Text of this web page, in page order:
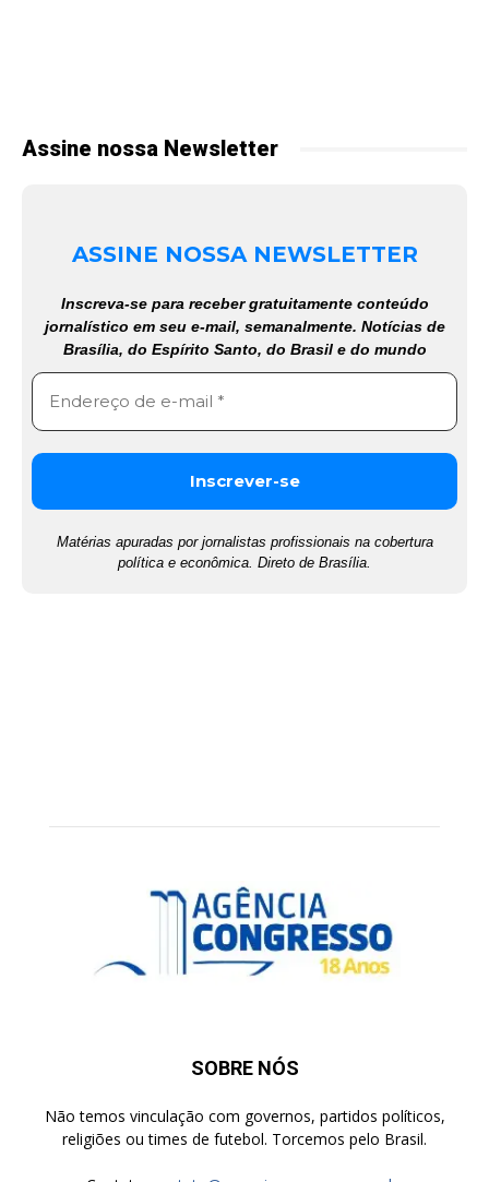
Assine nossa Newsletter
ASSINE NOSSA NEWSLETTER
Inscreva-se para receber gratuitamente conteúdo
jornalístico em seu e-mail, semanalmente. Notícias de
Brasília, do Espírito Santo, do Brasil e do mundo
Matérias apuradas por jornalistas profissionais na cobertura
política e econômica. Direto de Brasília.
SOBRE NÓS
Não temos vinculação com governos, partidos políticos,
religiões ou times de futebol. Torcemos pelo Brasil.